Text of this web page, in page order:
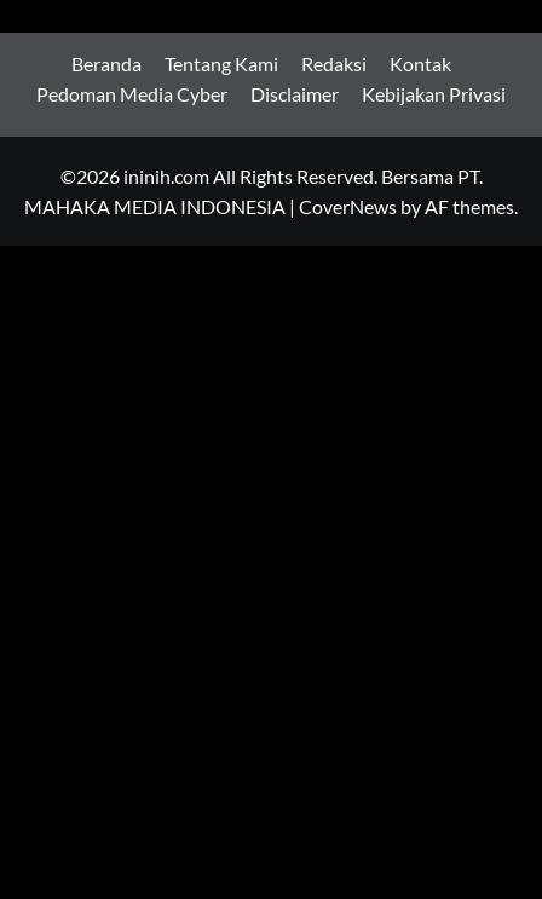
Beranda Tentang Kami Redaksi
Kontak
Pedoman Media Cyber
Disclaimer Kebijakan Privasi
©2026 ininih.com All Rights Reserved. Bersama PT.
MAHAKA MEDIA INDONESIA | CoverNews by AF themes.